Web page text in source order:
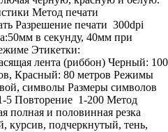
Метод печати
Разрешение печати 300dpi
в секунду, 40мм при
Этикетки:
лента (риббон) Черный: 100
Красный: 80 метров Режимы
символы Размеры символов
5 Повторение 1-200 Метод
полная и половинная резка
подчеркнутый, тень,